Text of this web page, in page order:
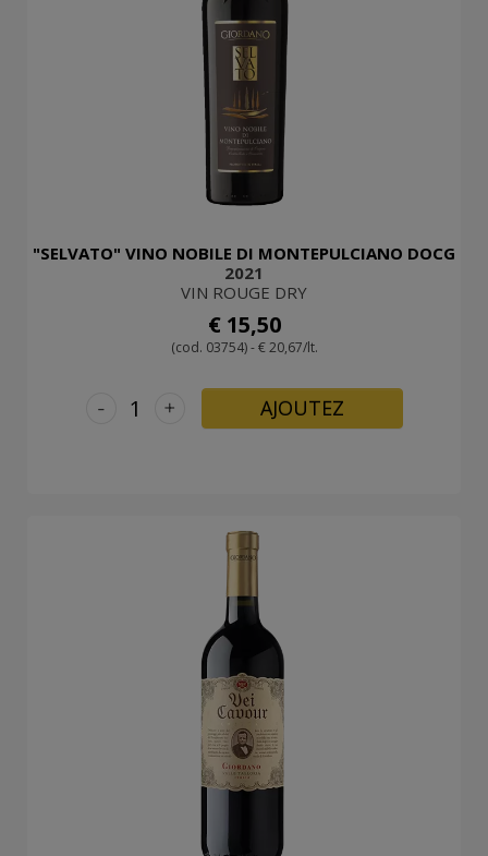
"SELVATO" VINO NOBILE DI MONTEPULCIANO DOCG
2021
VIN ROUGE DRY
€ 15,50
(cod. 03754) - € 20,67/lt.
+
- AJOUTEZ